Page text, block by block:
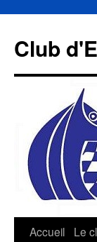
contenu
Club
Accueil
Le